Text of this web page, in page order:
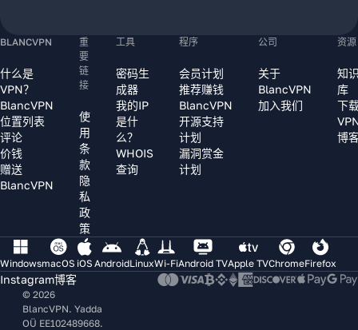
BLANCVPN
什么是
VPN？
BlancVPN
位置列表
评论
价钱
赠送
BlancVPN
重
要
链
接
使
用
条
款
隐
私
政
策
工具
密码生
成器
我的IP
是什
么？
WHOIS
查询
程序
会员计划
推荐赚钱
BlancVPN
开源支持
计划
漏洞赏金
计划
公司
关于
BlancVPN
加入我们
资源
知
库
下
博
WindowsmacOS iOS AndroidLinuxWi-FiAndroid TVApple TVChromeFirefox
Instagram博客
© 2026
BlancVPN. Yadda
OÜ EE102489668.